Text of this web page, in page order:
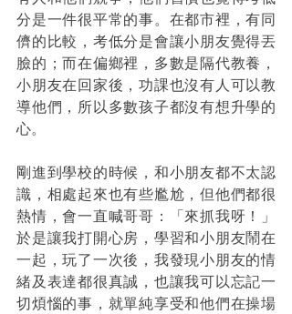
分是一件很平常的事。在都市裡，有同
儕的比較，考低分是會讓小朋友覺得丟
臉的；而在偏鄉裡，多數是隔代教養，
小朋友在回家後，功課也沒有人可以教
導他們，所以多數孩子都沒有想升學的
心。
剛進到學校的時候，和小朋友都不太認
識，相處起來也有些尷尬，但他們都很
熱情，會一直喊哥哥：「來抓我呀！」
於是讓我打開心房，學習和小朋友鬧在
一起，玩了一次後，我發現小朋友的情
緒及表達都很真誠，也讓我可以忘記一
切煩惱的事，就單純享受和他們在操場